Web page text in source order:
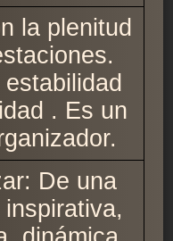
la plenitud
. Es un
De una